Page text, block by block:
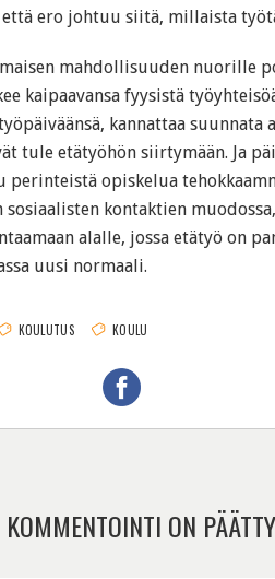
ero johtuu siitä, millaista
mahdollisuuden nuorille
kaipaavansa fyysistä
kannattaa suunnata
tule etätyöhön siirtymään. Ja
perinteistä opiskelua
sosiaalisten kontaktien
alalle, jossa etätyö on
uusi normaali.
KOULUTUS KOULU
ON